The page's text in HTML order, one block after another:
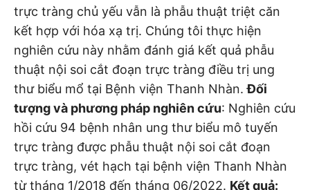
trực tràng chủ yếu vẫn là phẫu thuật triệt căn
kết hợp với hóa xạ trị. Chúng tôi thực hiện
nghiên cứu này nhằm đánh giá kết quả phẫu
thuật nội soi cắt đoạn trực tràng điều trị ung
thư biểu mổ tại Bệnh viện Thanh Nhàn.Đối
tượng và phương pháp nghiên cứu: Nghiên cứu
hồi cứu 94 bệnh nhân ung thư biểu mô tuyến
trực tràng được phẫu thuật nội soi cắt đoạn
trực tràng, vét hạch tại bệnh viện Thanh Nhàn
từ tháng 1/2018 đến tháng 06/2022. Kết quả: